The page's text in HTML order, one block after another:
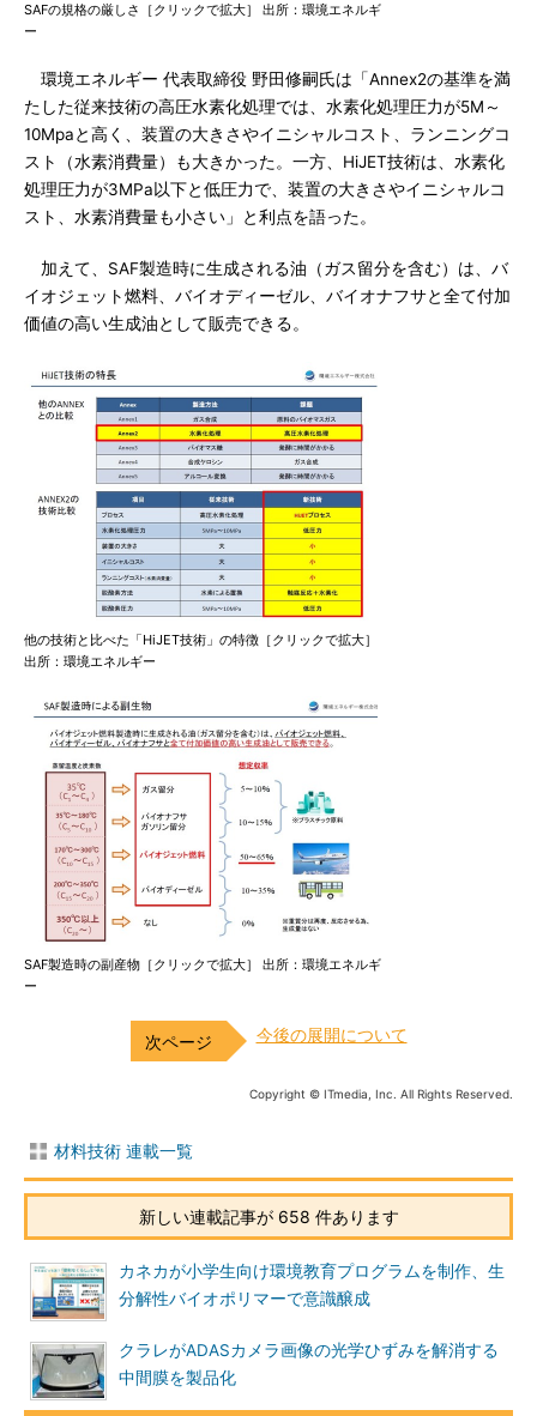
SAFの規格の厳しさ［クリックで拡大］ 出所：環境エネルギ
ー
環境エネルギー 代表取締役 野田修嗣氏は「Annex2の基準を満
たした従来技術の高圧水素化処理では、水素化処理圧力が5M～
10Mpaと高く、装置の大きさやイニシャルコスト、ランニングコ
スト（水素消費量）も大きかった。一方、HiJET技術は、水素化
処理圧力が3MPa以下と低圧力で、装置の大きさやイニシャルコ
スト、水素消費量も小さい」と利点を語った。
加えて、SAF製造時に生成される油（ガス留分を含む）は、バ
イオジェット燃料、バイオディーゼル、バイオナフサと全て付加
価値の高い生成油として販売できる。
他の技術と比べた「HiJET技術」の特徴［クリックで拡大］
出所：環境エネルギー
SAF製造時の副産物［クリックで拡大］ 出所：環境エネルギ
ー
今後の展開について
Copyright © ITmedia, Inc. All Rights Reserved.
材料技術 連載一覧
新しい連載記事が 658 件あります
カネカが小学生向け環境教育プログラムを制作、生
分解性バイオポリマーで意識醸成
クラレがADASカメラ画像の光学ひずみを解消する
中間膜を製品化